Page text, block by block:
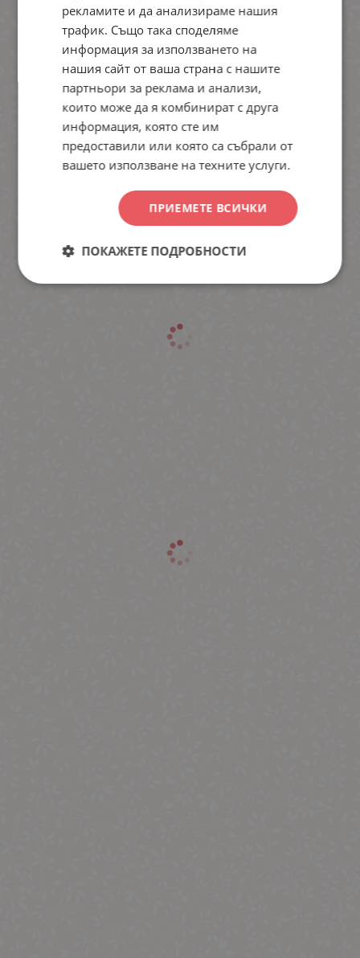
рекламите и да анализираме нашия
трафик. Също така споделяме
информация за използването на
нашия сайт от ваша страна с нашите
партньори за реклама и анализи,
които може да я комбинират с друга
информация, която сте им
предоставили или която са събрали от
вашето използване на техните услуги.
ПРИЕМЕТЕ ВСИЧКИ
ПОКАЖЕТЕ ПОДРОБНОСТИ